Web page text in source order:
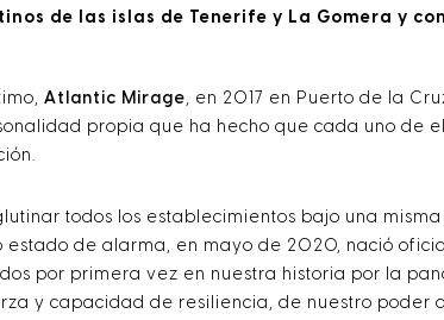
de las islas de Tenerife y La Gomera y
Atlantic Mirage, en 2017 en Puerto de la
propia que ha hecho que cada uno de
todos los establecimientos bajo una
de alarma, en mayo de 2020, nació
por primera vez en nuestra historia por la
y capacidad de resiliencia, de nuestro poder